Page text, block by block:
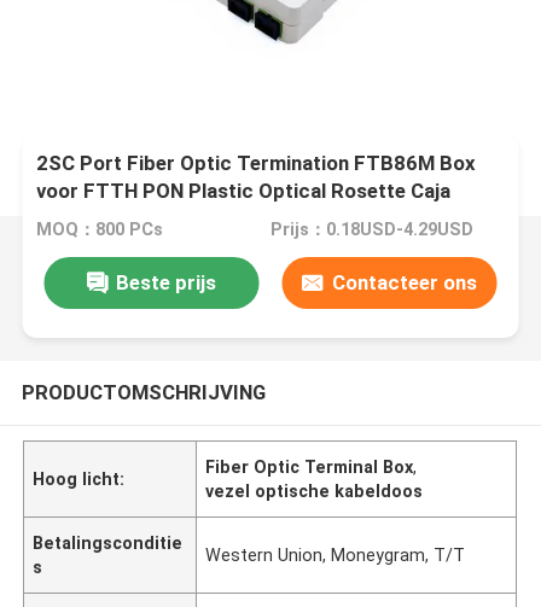
2SC Port Fiber Optic Termination FTB86M Box
voor FTTH PON Plastic Optical Rosette Caja
Terminal
MOQ：800 PCs Prijs：0.18USD-4.29USD
Beste prijs Contacteer ons
PRODUCTOMSCHRIJVING
Hoog licht:
Fiber Optic Terminal Box,
vezel optische kabeldoos
Betalingsconditie
s
Western Union, Moneygram, T/T